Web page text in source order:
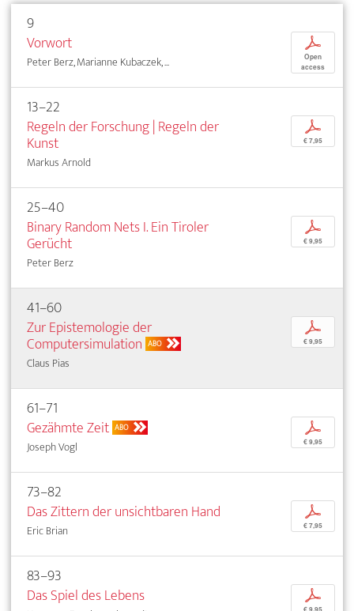
9
Vorwort
Peter Berz, Marianne Kubaczek, ...
p
Open
access
13–22
Regeln der Forschung | Regeln der
Kunst
Markus Arnold
p
€ 7,95
25–40
Binary Random Nets I. Ein Tiroler
Gerücht
Peter Berz
p
€ 9,95
41–60
Zur Epistemologie der
Computersimulation ABO
Claus Pias
p
€ 9,95
61–71
Gezähmte Zeit ABO
Joseph Vogl
p
€ 9,95
73–82
Das Zittern der unsichtbaren Hand
Eric Brian
p
€ 7,95
83–93
Das Spiel des Lebens
p
€ 9,95